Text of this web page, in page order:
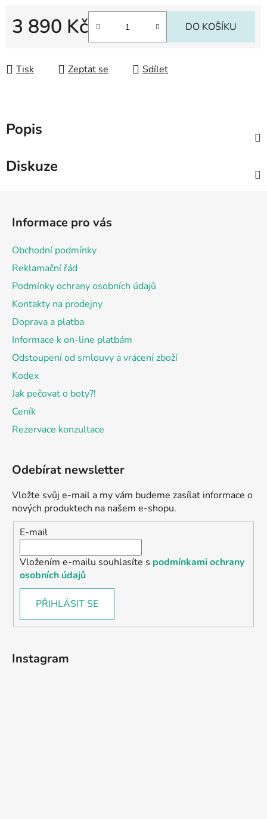
3 890 Kč DO KOŠÍKU
Tisk Zeptat se Sdílet
Popis
Diskuze
Informace pro vás
Obchodní podmínky
Reklamační řád
Podmínky ochrany osobních údajů
Kontakty na prodejny
Doprava a platba
Informace k on-line platbám
Odstoupení od smlouvy a vrácení zboží
Kodex
Jak pečovat o boty?!
Ceník
Rezervace konzultace
Odebírat newsletter
Vložte svůj e-mail a my vám budeme zasílat informace o
nových produktech na našem e-shopu.
E-mail
Vložením e-mailu souhlasíte s podmínkami ochrany
osobních údajů
PŘIHLÁSIT SE
Instagram